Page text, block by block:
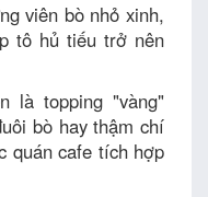
viên bò nhỏ xinh,
tô hủ tiếu trở nên
là topping "vàng"
bò hay thậm chí
quán cafe tích hợp